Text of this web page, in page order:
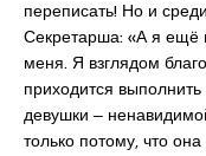
переписать! Но и среди
Секретарша: «А я ещё
меня. Я взглядом
приходится
девушки ‒
только потому, что